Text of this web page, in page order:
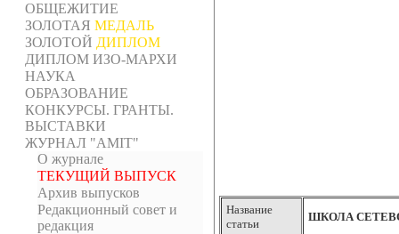
ОБЩЕЖИТИЕ
ЗОЛОТАЯ МЕДАЛЬ
ЗОЛОТОЙ ДИПЛОМ
ДИПЛОМ ИЗО-МАРХИ
НАУКА
ОБРАЗОВАНИЕ
КОНКУРСЫ. ГРАНТЫ.
ВЫСТАВКИ
ЖУРНАЛ "AMIT"
О журнале
ТЕКУЩИЙ ВЫПУСК
Архив выпусков
Редакционный совет и
редакция
Название
статьи
ШКОЛА